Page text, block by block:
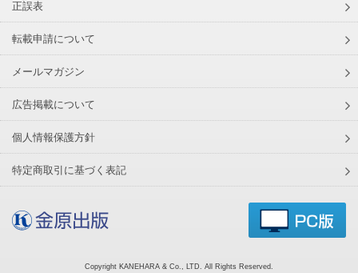
正誤表
転載申請について
メールマガジン
広告掲載について
個人情報保護方針
特定商取引に基づく表記
Copyright KANEHARA & Co., LTD. All Rights Reserved.